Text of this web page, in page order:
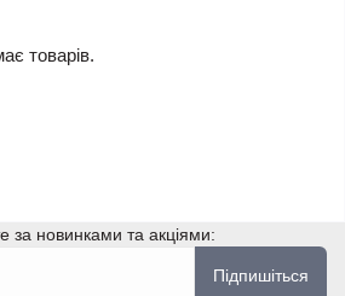
товарів.
за новинками та акціями:
Підпишіться